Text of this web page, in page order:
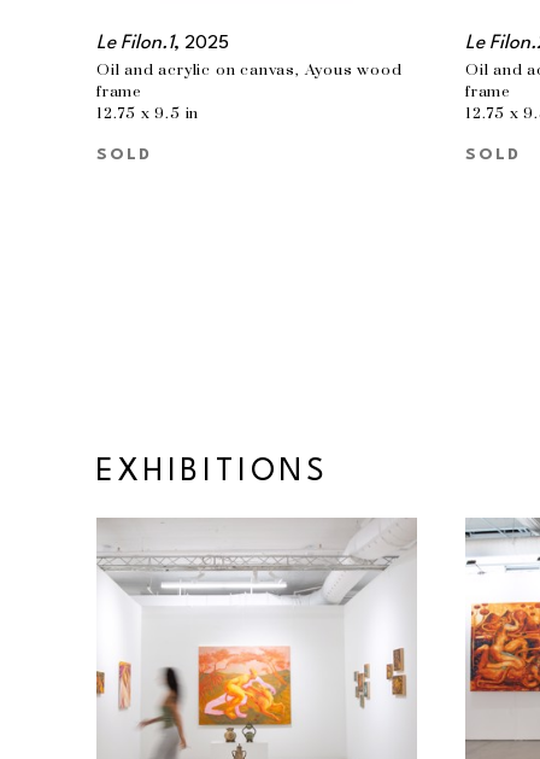
Le Filon.1, 2025
Oil and acrylic on canvas, Ayous wood
frame
12.75 x 9.5 in
SOLD
Le
Oil and
frame
12.75 x
SOLD
EXHIBITIONS